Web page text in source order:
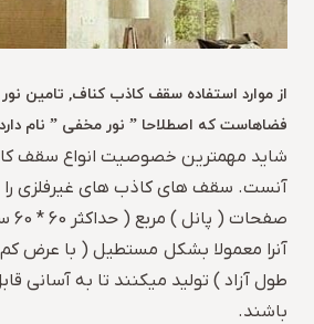
از موارد استفاده سقف کاذب کناف, تامین
فضاهاست که اصطلاحا ” نور مخفی ” نام
شاید مهمترین خصوصیت انواع سقف
آنست. سقف های کاذب های غیرفلزی را
طول آزاد ) تولید میکنند تا به آسانی
باشند.